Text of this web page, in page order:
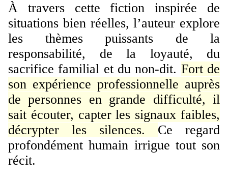
À travers cette fiction inspirée de
situations bien réelles,l’auteur explore
les thèmes puissants de la
responsabilité, de la loyauté, du
sacrifice familial et du non-dit. Fort de
son expérience professionnelle auprès
de personnes en grande difficulté, il
sait écouter, capter les signaux faibles,
décrypter les silences. Ce regard
profondément humain irrigue tout son
récit.